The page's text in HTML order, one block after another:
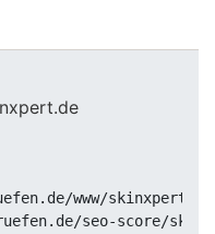
www/
seo-score/